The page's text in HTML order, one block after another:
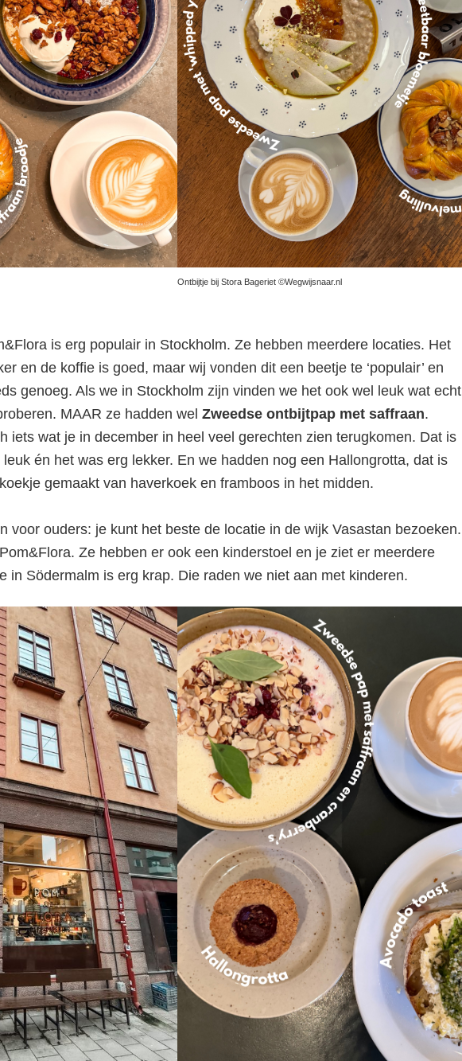
eten en leuke
in Stockholm:
hier moet je zijn
Ontbijtje bij Stora Bageriet ©Wegwijsnaar.nl
is erg populair in Stockholm. Ze hebben meerdere locaties. Het
en de koffie is goed, maar wij vonden dit een beetje te ‘populair’ en
genoeg. Als we in Stockholm zijn vinden we het ook wel leuk wat echt
MAAR ze hadden wel Zweedse ontbijtpap met saffraan.
iets wat je in december in heel veel gerechten zien terugkomen. Dat is
én het was erg lekker. En we hadden nog een Hallongrotta, dat is
gemaakt van haverkoek en framboos in het midden.
voor ouders: je kunt het beste de locatie in de wijk Vasastan bezoeken.
Ze hebben er ook een kinderstoel en je ziet er meerdere
in Södermalm is erg krap. Die raden we niet aan met kinderen.